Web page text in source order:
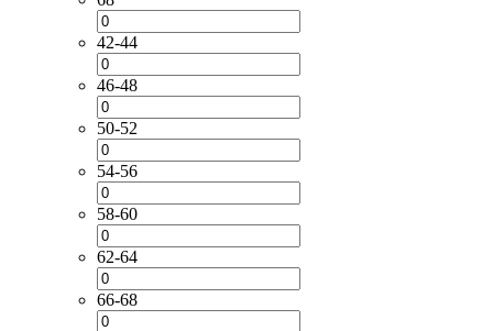
42-44
46-48
50-52
54-56
58-60
62-64
66-68